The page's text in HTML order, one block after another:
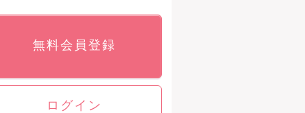
無料会員登録
ログイン